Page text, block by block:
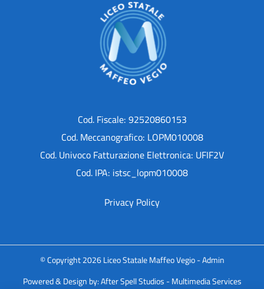
Cod. Fiscale: 92520860153
Cod. Meccanografico: LOPM010008
Cod. Univoco Fatturazione Elettronica: UFIF2V
Cod. IPA: istsc_lopm010008
Privacy Policy
© Copyright 2026 Liceo Statale Maffeo Vegio -Admin
Powered & Design by:After Spell Studios - Multimedia Services